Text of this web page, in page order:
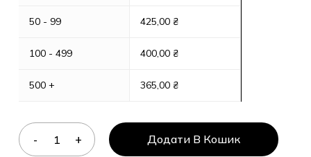
50 - 99
100 - 499
500 +
425,00 ₴
400,00 ₴
365,00 ₴
Додати В Кошик